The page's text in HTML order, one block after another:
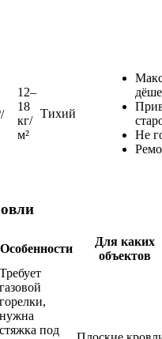
12–
18
кг/
м²
Тихий
Не
Особенности
Для каких
объектов
Требует
газовой
горелки,
нужна
стяжка под